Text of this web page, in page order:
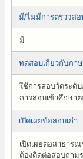
มี/ไม่มีการตรวจส
มี
ทดสอบเกี่ยวกับภา
ใช้การสอบวัดระดั
การสอบเข้าศึกษา
เปิดเผยข้อสอบเก่า
เปิดเผยต่อสาธาร
ต้องติดต่อสอบถาม